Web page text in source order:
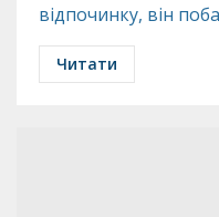
відпочинку, він
Читати